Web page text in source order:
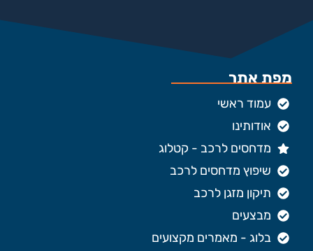
מפת אתר
עמוד ראשי
אודותינו
מדחסים לרכב - קטלוג
שיפוץ מדחסים לרכב
תיקון מזגן לרכב
מבצעים
בלוג - מאמרים מקצועים